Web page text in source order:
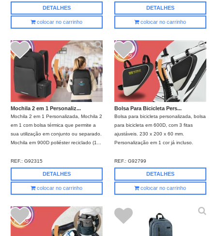
DETALHES
colocar no carrinho
DETALHES
colocar no carrinho
Mochila 2 em 1 Personaliz...
Mochila 2 em 1 Personalizada, Mochila 2
em 1 com bolsa térmica que permite a
sua utilização em conjunto ou separado.
Mochila em 900D poliéster reciclado (1...
REF.:G92315
DETALHES
colocar no carrinho
Bolsa Para Bicicleta Pers...
Bolsa para bicicleta personalizada, bolsa
para bicicleta em 600D, com 3 fitas
ajustáveis. 230 x 200 x 60 mm.
Personalização em 1 cor já incluso.
REF.:G92799
DETALHES
colocar no carrinho